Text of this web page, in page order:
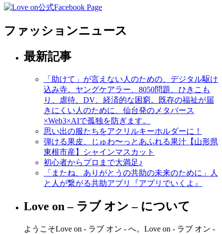
ファッションニュース
最新記事
「助けて」が言えない人のための、デジタル駆け
込み寺。ヤングケアラー、8050問題、ひきこも
り、虐待、DV、経済的な困窮。既存の福祉が届
きにくい人のために、仙台発のメタバース
×Web3×AIで孤独を防ぎます。
思い出の服たちをアクリルキーホルダーに！
弾ける果皮、じゅわ〜っとあふれる果汁【山形県
東根市産】シャインマスカット
初心者からプロまで大満足♪
「またね、ありがとうの共助の未来のために」人
と人が繋がる共助アプリ『アプリでいくよ』
Love on – ラブ オン – について
ようこそLove on - ラブ オン - へ。Love on - ラブ オン -